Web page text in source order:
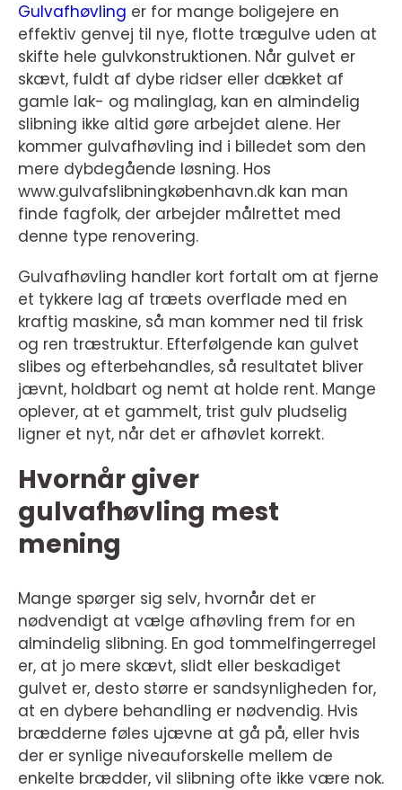
Gulvafhøvling er for mange boligejere en
effektiv genvej til nye, flotte trægulve uden at
skifte hele gulvkonstruktionen. Når gulvet er
skævt, fuldt af dybe ridser eller dækket af
gamle lak- og malinglag, kan en almindelig
slibning ikke altid gøre arbejdet alene. Her
kommer gulvafhøvling ind i billedet som den
mere dybdegående løsning. Hos
www.gulvafslibningkøbenhavn.dk kan man
finde fagfolk, der arbejder målrettet med
denne type renovering.
Gulvafhøvling handler kort fortalt om at fjerne
et tykkere lag af træets overflade med en
kraftig maskine, så man kommer ned til frisk
og ren træstruktur. Efterfølgende kan gulvet
slibes og efterbehandles, så resultatet bliver
jævnt, holdbart og nemt at holde rent. Mange
oplever, at et gammelt, trist gulv pludselig
ligner et nyt, når det er afhøvlet korrekt.
Hvornår giver
gulvafhøvling mest
mening
Mange spørger sig selv, hvornår det er
nødvendigt at vælge afhøvling frem for en
almindelig slibning. En god tommelfingerregel
er, at jo mere skævt, slidt eller beskadiget
gulvet er, desto større er sandsynligheden for,
at en dybere behandling er nødvendig. Hvis
brædderne føles ujævne at gå på, eller hvis
der er synlige niveauforskelle mellem de
enkelte brædder, vil slibning ofte ikke være nok.